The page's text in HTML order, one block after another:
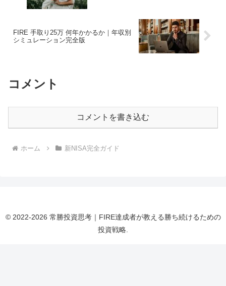
FIRE 手取り25万 何年かかるか｜年収別
シミュレーション完全版
コメント
コメントを書き込む
ホーム 新NISA完全ガイド
© 2022-2026 常勝投資思考｜FIRE達成者が教える勝ち続けるための
投資戦略.